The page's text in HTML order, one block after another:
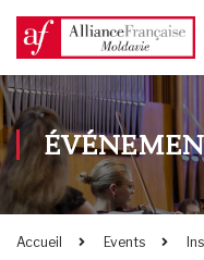
Accueil Events